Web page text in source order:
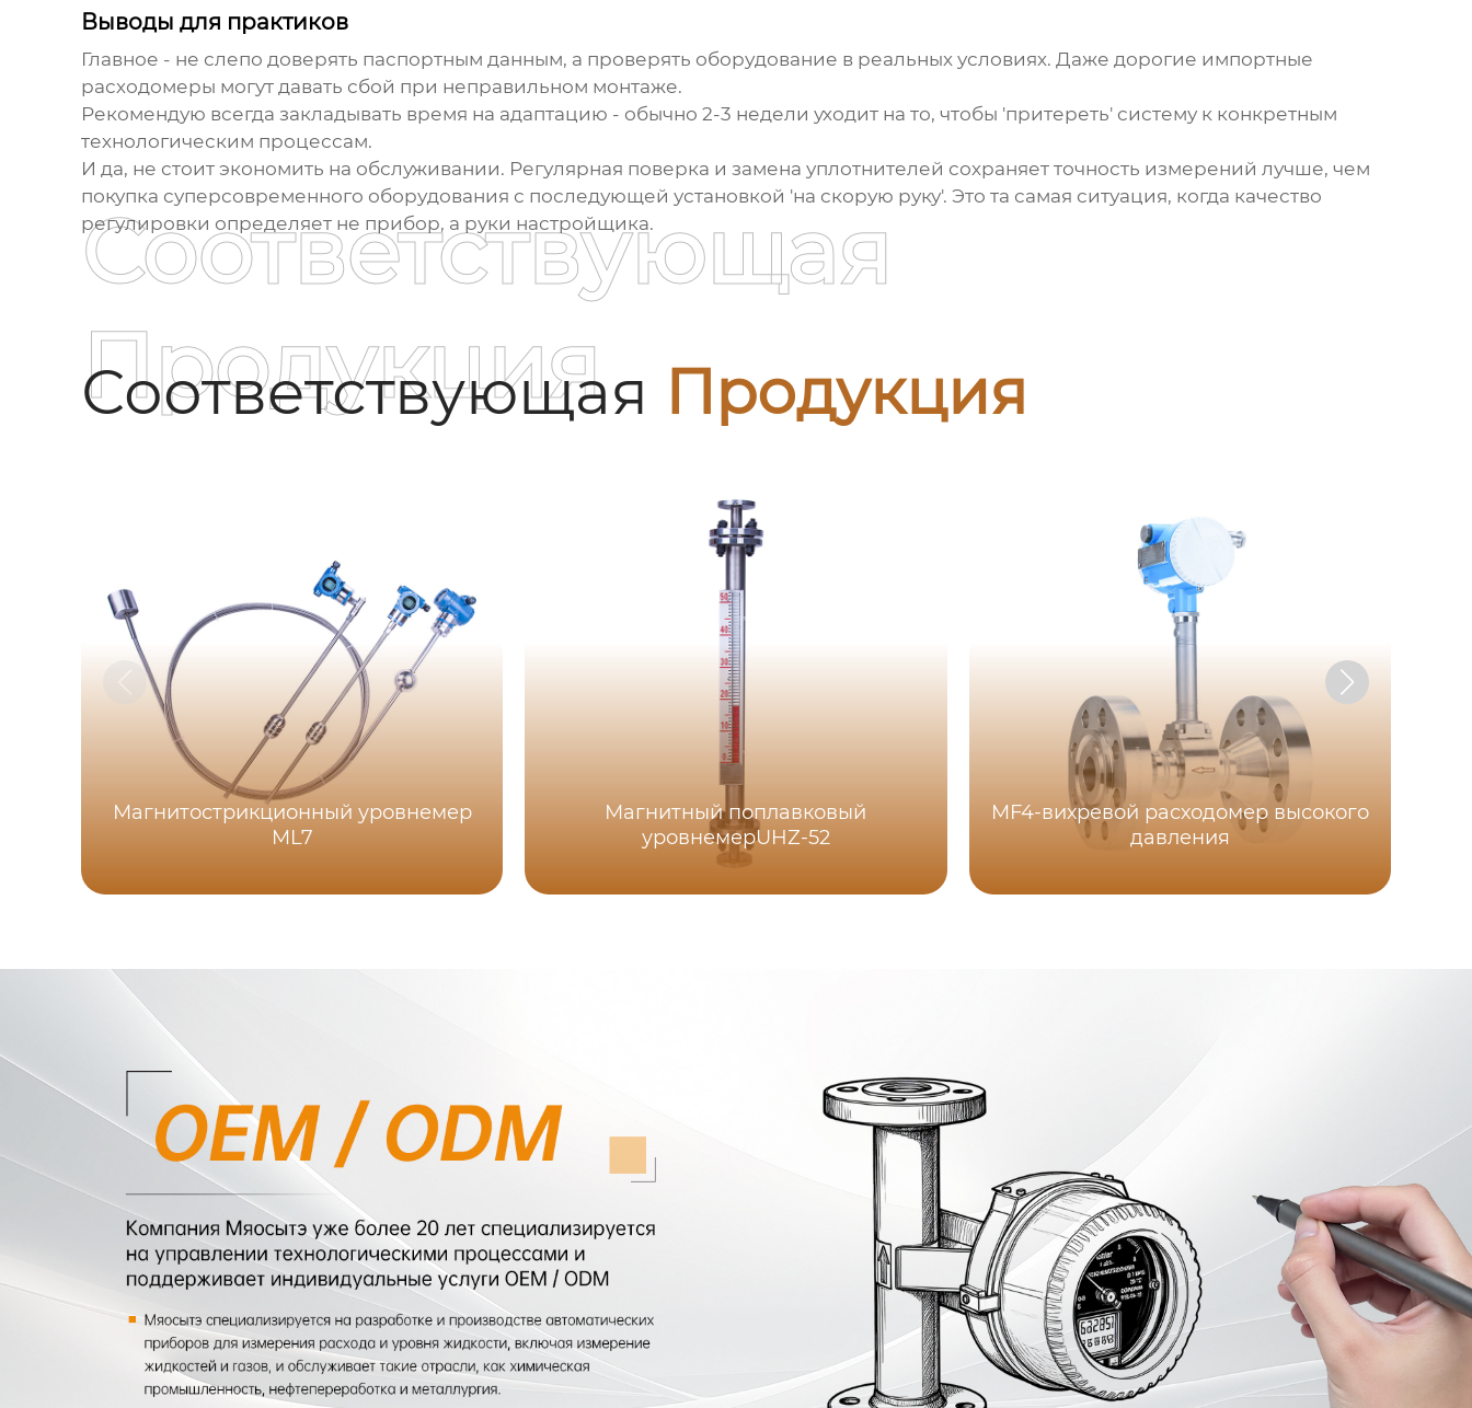
Выводы для практиков
Главное - не слепо доверять паспортным данным, а проверять оборудование в реальных условиях. Даже дорогие импортные
расходомеры могут давать сбой при неправильном монтаже.
Рекомендую всегда закладывать время на адаптацию - обычно 2-3 недели уходит на то, чтобы 'притереть' систему к конкретным
технологическим процессам.
И да, не стоит экономить на обслуживании. Регулярная поверка и замена уплотнителей сохраняет точность измерений лучше, чем
покупка суперсовременного оборудования с последующей установкой 'на скорую руку'. Это та самая ситуация, когда качество
регулировки определяет не прибор, а руки настройщика.
Соответствующая Продукция
Соответствующая
Продукция
Магнитострикционный уровнемер
ML7
Магнитный поплавковый
уровнемерUHZ-52
MF4-вихревой расходомер высокого
давления